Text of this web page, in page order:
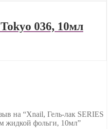
036, 10мл
на “Xnail, Гель-лак SERIES
фольги, 10мл”